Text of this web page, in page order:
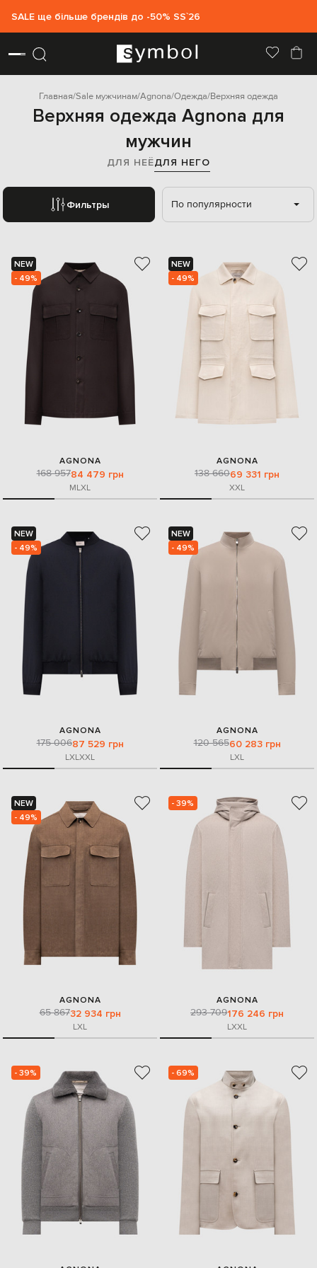
SALE ще більше брендів до -50% SS`26
Главная Sale мужчинам Agnona Одежда Верхняя одежда
Верхняя одежда Agnona для
мужчин
ДЛЯ НЕЁДЛЯ НЕГО
Фильтры По популярности
NEW
- 49%
AGNONA
168 95784 479 грн
MLXL
NEW
- 49%
AGNONA
138 66069 331 грн
XXL
NEW
- 49%
AGNONA
175 00687 529 грн
LXLXXL
NEW
- 49%
AGNONA
120 56560 283 грн
LXL
NEW
- 49%
AGNONA
65 86732 934 грн
LXL
- 39%
AGNONA
293 709176 246 грн
LXXL
- 39% - 69%